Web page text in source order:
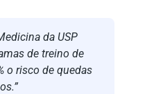
da USP
de treino de
o risco de quedas